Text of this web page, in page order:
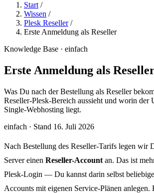
Start /
Wissen /
Plesk Reseller /
Erste Anmeldung als Reseller
Knowledge Base · einfach
Erste Anmeldung als
Was Du nach der Bestellung als Reseller
Reseller-Plesk-Bereich aussieht und worin der
Single-Webhosting liegt.
einfach · Stand 16. Juli 2026
Nach Bestellung des Reseller-Tarifs legen wir
Server einen Reseller-Account an. Das ist
Plesk-Login — Du kannst darin selbst
Accounts mit eigenen Service-Plänen anlegen.